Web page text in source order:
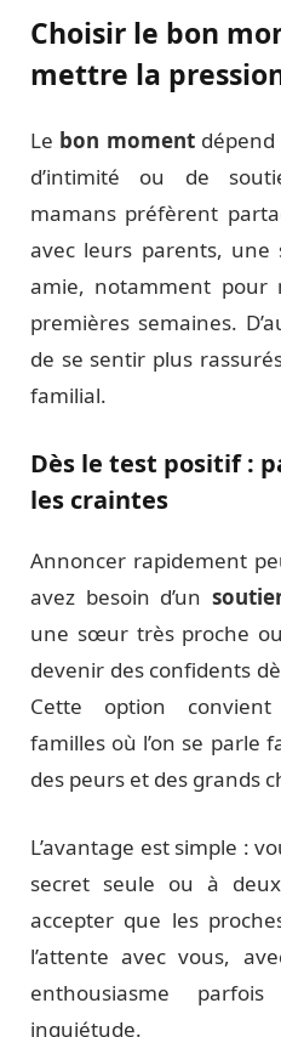
Choisir le bon
mettre la
Le bon momentdépend
d’intimité ou de
mamans préfèrent
avec leurs parents,
amie, notamment pour
premières semaines.
de se sentir plus
familial.
Dès le test positif :
les craintes
Annoncer rapidement
avez besoin d’un
une sœur très proche
devenir des confidents
Cette option
familles où l’on se parle
des peurs et des grands
L’avantage est simple :
secret seule ou à
accepter que les
l’attente avec vous,
enthousiasme
inquiétude.